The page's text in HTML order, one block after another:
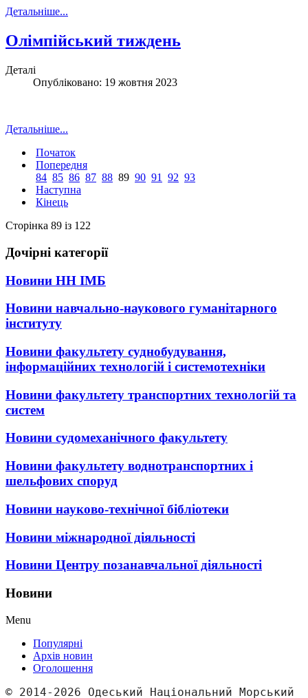
Детальніше...
Олімпійський тиждень
Деталі
Опубліковано: 19 жовтня 2023
Детальніше...
Початок
Попередня
84 85 86 87 88 89 90 91 92 93
Наступна
Кінець
Сторінка 89 із 122
Дочірні категорії
Новини НН ІМБ
Новини навчально-наукового гуманітарного
інституту
Новини факультету суднобудування,
інформаційних технологій і системотехніки
Новини факультету транспортних технологій та
систем
Новини судомеханічного факультету
Новини факультету воднотранспортних і
шельфових споруд
Новини науково-технічної бібліотеки
Новини міжнародної діяльності
Новини Центру позанавчальної діяльності
Новини
Menu
Популярні
Архів новин
Оголошення
© 2014-2026 Одеський Національний Морський